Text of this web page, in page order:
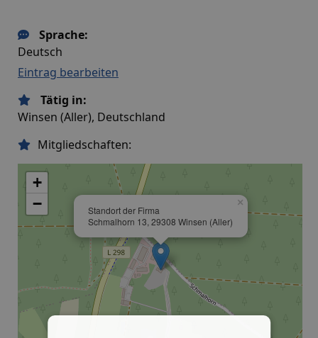
Sprache:
Deutsch
Eintrag bearbeiten
Tätig in:
Winsen (Aller), Deutschland
Mitgliedschaften:
Standort der Firma
Schmalhorn 13, 29308 Winsen (Aller)
×
+
−